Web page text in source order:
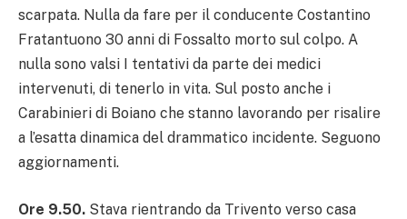
scarpata. Nulla da fare per il conducente Costantino
Fratantuono 30 anni di Fossalto morto sul colpo. A
nulla sono valsi I tentativi da parte dei medici
intervenuti, di tenerlo in vita. Sul posto anche i
Carabinieri di Boiano che stanno lavorando per risalire
a l’esatta dinamica del drammatico incidente. Seguono
aggiornamenti.
Ore 9.50. Stava rientrando da Trivento verso casa